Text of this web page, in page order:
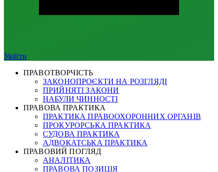
Увійти
ПРАВОТВОРЧІСТЬ
ЗАКОНОПРОЄКТИ НА РОЗГЛЯДІ
ПРИЙНЯТІ ЗАКОНИ
НАБУЛИ ЧИННОСТІ
ПРАВОВА ПРАКТИКА
ПРАКТИКА ПРАВООХОРОННИХ ОРГАНІВ
ПРОКУРОРСЬКА ПРАКТИКА
СУДОВА ПРАКТИКА
АДВОКАТСЬКА ПРАКТИКА
ПРАВОВИЙ ПОГЛЯД
АНАЛІТИКА
ПРАВОВА ПОЗИЦІЯ